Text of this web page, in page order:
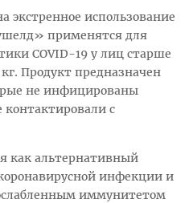
экстренное использование
применятся для
COVID-19 у лиц старше
Продукт предназначен
не инфицированы
контактировали с
как альтернативный
инфекции и
иммунитетом